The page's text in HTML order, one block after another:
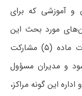
و آموزشی که برای
مورد بحث این
قانون فعالیت می‌کند، چنانچه در تخلفات ماده (۵) مشارکت
و مدیران مسؤول
این گونه مراکز،